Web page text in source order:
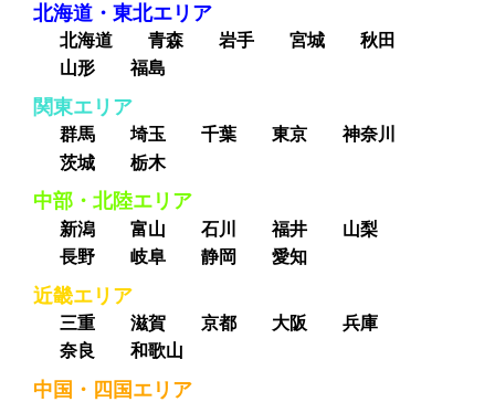
北海道・東北エリア
北海道 青森 岩手 宮城
秋田
山形
福島
関東エリア
群馬 埼玉 千葉 東京
神奈川
茨城
栃木
中部・北陸エリア
新潟 富山 石川 福井
山梨
長野
岐阜 静岡 愛知
近畿エリア
三重 滋賀 京都 大阪
兵庫
奈良
和歌山
中国・四国エリア